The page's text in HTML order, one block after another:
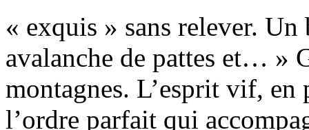
« exquis » sans relever.
avalanche de pattes et… »
montagnes. L’esprit vif,
l’ordre parfait qui